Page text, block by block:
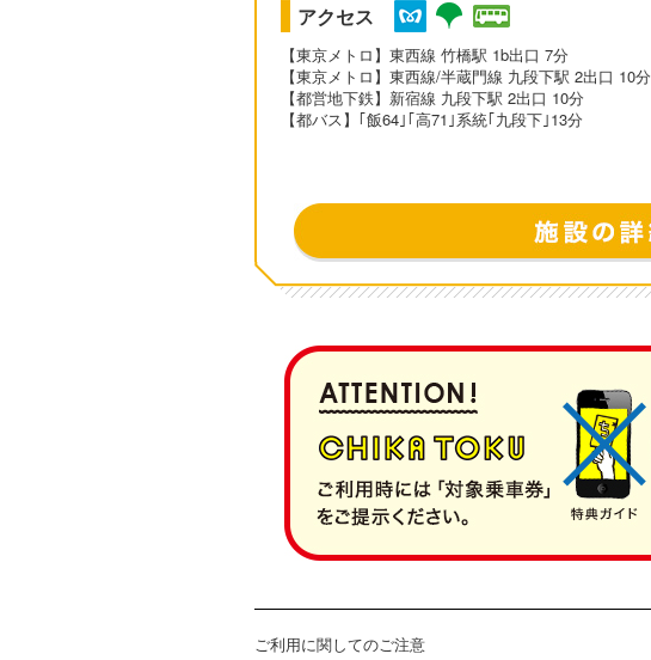
アクセス
【東京メトロ】東西線 竹橋駅 1b出口 7分
【東京メトロ】東西線/半蔵門線 九段下駅 2出口 10分
【都営地下鉄】新宿線 九段下駅 2出口 10分
【都バス】｢飯64｣｢高71｣系統｢九段下｣13分
ご利用に関してのご注意